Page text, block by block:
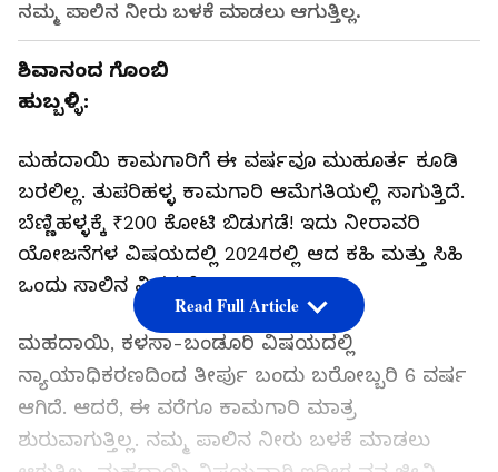
ನಮ್ಮ ಪಾಲಿನ ನೀರು ಬಳಕೆ ಮಾಡಲು ಆಗುತ್ತಿಲ್ಲ.
ಶಿವಾನಂದ ಗೊಂಬಿ
ಹುಬ್ಬಳ್ಳಿ:
ಮಹದಾಯಿ ಕಾಮಗಾರಿಗೆ ಈ ವರ್ಷವೂ ಮುಹೂರ್ತ ಕೂಡಿ
ಬರಲಿಲ್ಲ. ತುಪರಿಹಳ್ಳ ಕಾಮಗಾರಿ ಆಮೆಗತಿಯಲ್ಲಿ ಸಾಗುತ್ತಿದೆ.
ಬೆಣ್ಣಿಹಳ್ಳಕ್ಕೆ ₹200 ಕೋಟಿ ಬಿಡುಗಡೆ! ಇದು ನೀರಾವರಿ
ಯೋಜನೆಗಳ ವಿಷಯದಲ್ಲಿ 2024ರಲ್ಲಿ ಆದ ಕಹಿ ಮತ್ತು ಸಿಹಿ
ಒಂದು ಸಾಲಿನ ವಿವರಣೆ.
ಮಹದಾಯಿ, ಕಳಸಾ-ಬಂಡೂರಿ ವಿಷಯದಲ್ಲಿ
ನ್ಯಾಯಾಧಿಕರಣದಿಂದ ತೀರ್ಪು ಬಂದು ಬರೋಬ್ಬರಿ 6 ವರ್ಷ
ಆಗಿದೆ. ಆದರೆ, ಈ ವರೆಗೂ ಕಾಮಗಾರಿ ಮಾತ್ರ
ಶುರುವಾಗುತ್ತಿಲ್ಲ. ನಮ್ಮ ಪಾಲಿನ ನೀರು ಬಳಕೆ ಮಾಡಲು
Read Full Article